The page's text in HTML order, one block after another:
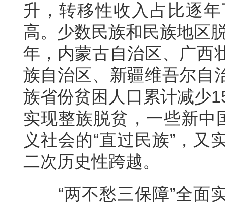
升，转移性收入占比逐
高。少数民族和民族地区
年，内蒙古自治区、广西
族自治区、新疆维吾尔自
族省份贫困人口累计减少
实现整族脱贫，一些新中
义社会的“直过民族”，
二次历史性跨越。
“两不愁三保障”全面